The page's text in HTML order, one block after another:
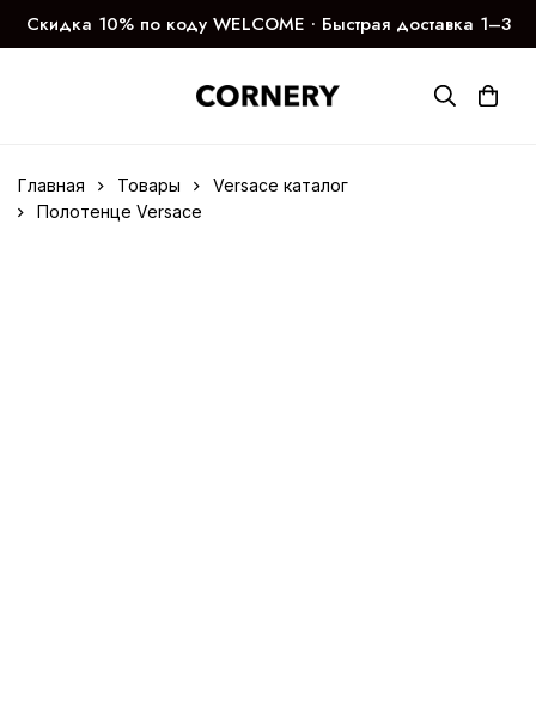
Скидка 10% по коду WELCOME ∙ Быстрая доставка 1–3
дня
Главная Товары
Versace каталог
Полотенце Versace